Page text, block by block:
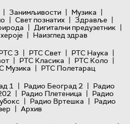
| Занимљивости | Музика |
| Свет познатих | Здравље |
| Дигитални предузетник |
| Наизглед здрав
3 | РТС Свет | РТС Наука |
| РТС Класика | РТС Коло |
Музика | РТС Полетарац
1 | Радио Београд 2 | Радио
| Радио Плетеница | Радио
| Радио Вртешка | Радио
| Архив